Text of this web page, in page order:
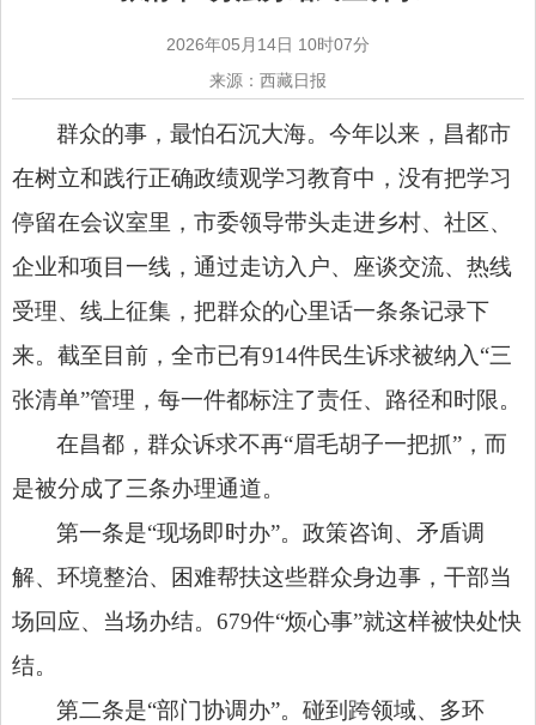
2026年05月14日 10时07分
来源：西藏日报
群众的事，最怕石沉大海。今年以来，昌都市
在树立和践行正确政绩观学习教育中，没有把学习
停留在会议室里，市委领导带头走进乡村、社区、
企业和项目一线，通过走访入户、座谈交流、热线
受理、线上征集，把群众的心里话一条条记录下
来。截至目前，全市已有914件民生诉求被纳入“三
张清单”管理，每一件都标注了责任、路径和时限。
在昌都，群众诉求不再“眉毛胡子一把抓”，而
是被分成了三条办理通道。
第一条是“现场即时办”。政策咨询、矛盾调
解、环境整治、困难帮扶这些群众身边事，干部当
场回应、当场办结。679件“烦心事”就这样被快处快
结。
第二条是“部门协调办”。碰到跨领域、多环